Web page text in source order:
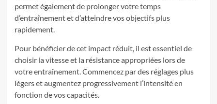
permet également de prolonger votre temps
d’entraînement et d’atteindre vos objectifs plus
rapidement.
Pour bénéficier de cet impact réduit, il est essentiel de
choisir la vitesse et la résistance appropriées lors de
votre entraînement. Commencez par des réglages plus
légers et augmentez progressivement l’intensité en
fonction de vos capacités.